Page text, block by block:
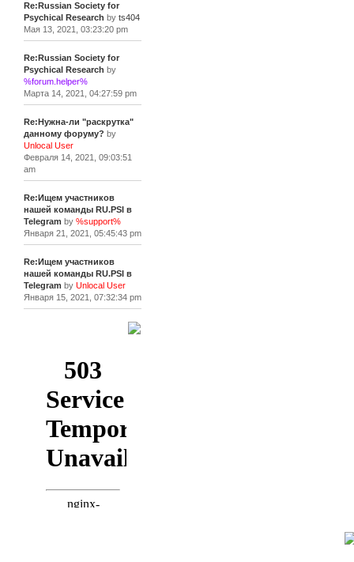
Re:Russian Society for
Psychical Research by ts404
Мая 13, 2021, 03:23:20 pm
Re:Russian Society for
Psychical Research by
%forum.helper%
Марта 14, 2021, 04:27:59 pm
Re:Нужна-ли "раскрутка"
данному форуму? by
Unlocal User
Февраля 14, 2021, 09:03:51
am
Re:Ищем участников
нашей команды RU.PSI в
Telegram by %support%
Января 21, 2021, 05:45:43 pm
Re:Ищем участников
нашей команды RU.PSI в
Telegram by Unlocal User
Января 15, 2021, 07:32:34 pm